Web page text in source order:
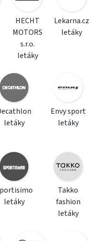
HECHT
MOTORS
s.r.o.
letáky
Lekarna.cz
letáky
letáky
Envy sport
letáky
letáky
Takko
fashion
letáky